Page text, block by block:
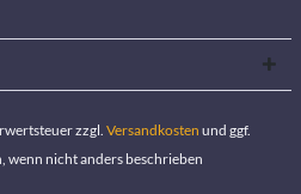
zzgl. Versandkosten und ggf.
wenn nicht anders beschrieben